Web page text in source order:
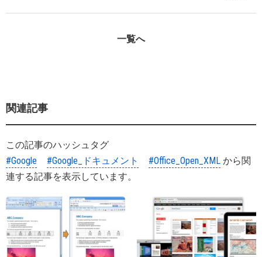
一覧へ
関連記事
この記事のハッシュタグ
#Google
#Google_ドキュメント #Office_Open_XML から関
連する記事を表示しています。